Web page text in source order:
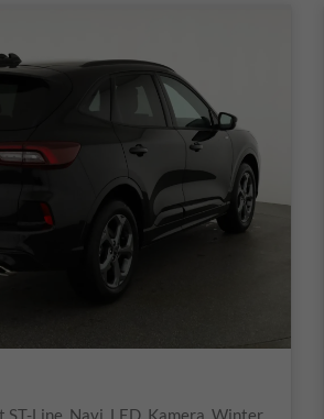
ST-Line 1.5 EcoBoost ST-Line, Navi, LED, Kamera, Winter, FS beheizbar